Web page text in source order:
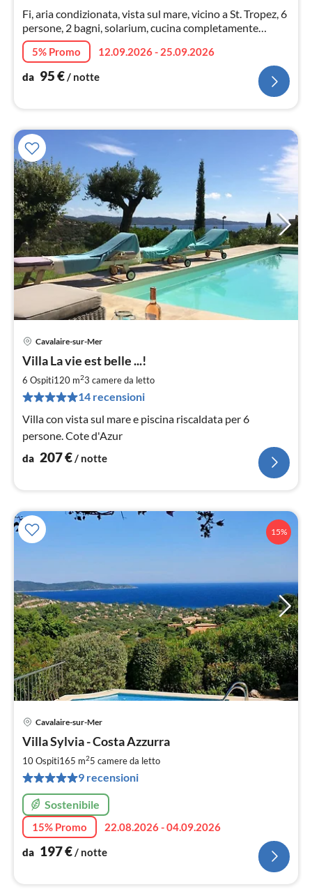
Fi, aria condizionata, vista sul mare, vicino a St. Tropez, 6
persone, 2 bagni, solarium, cucina completamente
attrezzata - con lavastoviglie, parcheggio
5% Promo
12.09.2026 - 25.09.2026
da 95€/ notte
Cavalaire-sur-Mer
Villa La vie est belle ...!
6 Ospiti120 m23 camere da letto
14 recensioni
Villa con vista sul mare e piscina riscaldata per 6
persone. Cote d'Azur
da 207€/ notte
15%
Cavalaire-sur-Mer
Villa Sylvia - Costa Azzurra
10 Ospiti165 m25 camere da letto
9 recensioni
Sostenibile
15% Promo
22.08.2026 - 04.09.2026
da 197€/ notte